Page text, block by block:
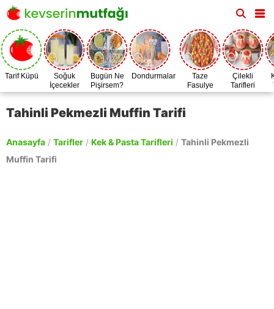
Tarif Küpü
Soğuk
İçecekler
Bugün Ne
Pişirsem?
Dondurmalar
Taze
Fasulye
Zamanı
Çilekli
Tarifleri
Tahinli Pekmezli Muffin Tarifi
Anasayfa / Tarifler / Kek & Pasta Tarifleri / Tahinli Pekmezli
Muffin Tarifi